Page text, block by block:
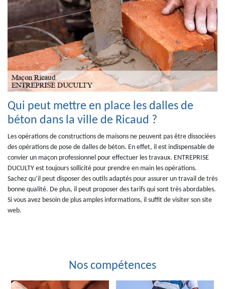
Qui peut mettre en place les dalles de
béton dans la ville de Ricaud ?
Les opérations de constructions de maisons ne peuvent pas être dissociées
des opérations de pose de dalles de béton. En effet, il est indispensable de
convier un maçon professionnel pour effectuer les travaux. ENTREPRISE
DUCULTY est toujours sollicité pour prendre en main les opérations.
Sachez qu’il peut disposer des outils adaptés pour assurer un travail de très
bonne qualité. De plus, il peut proposer des tarifs qui sont très abordables.
Si vous avez besoin de plus amples informations, il suffit de visiter son site
web.
Nos compétences